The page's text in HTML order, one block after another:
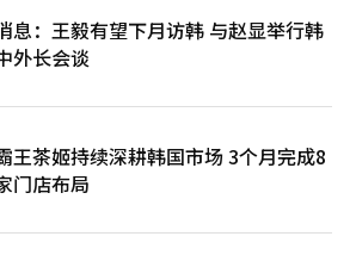
到约6万亿韩元，化工树脂业务将超过2.7万
基于太阳能模块出货量的增加、开发资产出
长，保持业绩改善的趋势。※ 本报道经人
与编辑。
息：王毅有望下月访韩 与赵显举行韩
外长会谈
王茶姬持续深耕韩国市场 3个月完成8
门店布局